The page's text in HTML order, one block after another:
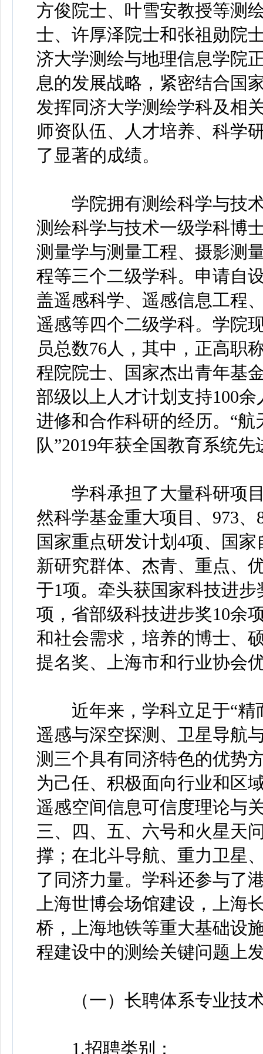
方俊院士、叶雪安教授等测
士、许厚泽院士和张祖勋院
济大学测绘与地理信息学院
息的发展战略，紧密结合国
发挥同济大学测绘学科及相
师资队伍、人才培养、科学
了显著的成绩。
学院拥有测绘科学与技术
测绘科学与技术一级学科博
测量学与测量工程、摄影测
程等三个二级学科。申请自
盖遥感科学、遥感信息工程
遥感等四个二级学科。学院
员总数76人，其中，正高职
程院院士、国家杰出青年基
部级以上人才计划支持100
进修和合作科研的经历。“
队”2019年获全国教育系统先
学科承担了大量科研项目
然科学基金重大项目、973
国家重点研发计划4项、国
新研究群体、杰青、重点、
于1项。牵头获国家科技进
项，省部级科技进步奖10余
和社会需求，培养的博士、
提名奖、上海市和行业协会
近年来，学科立足于“精
遥感与深空探测、卫星导航
测三个具有同济特色的优势
为己任、积极面向行业和区
遥感空间信息可信度理论与
三、四、五、六号和火星天
撑；在北斗导航、重力卫星
了同济力量。学科还参与了
上海世博会场馆建设，上海
桥，上海地铁等重大基础设
程建设中的测绘关键问题上
（一）长聘体系专业技
1.招聘类别：